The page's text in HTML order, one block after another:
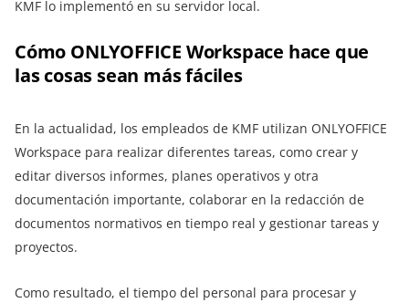
KMF lo implementó en su servidor local.
Cómo ONLYOFFICE Workspace hace que
las cosas sean más fáciles
En la actualidad, los empleados de KMF utilizan ONLYOFFICE
Workspace para realizar diferentes tareas, como crear y
editar diversos informes, planes operativos y otra
documentación importante, colaborar en la redacción de
documentos normativos en tiempo real y gestionar tareas y
proyectos.
Como resultado, el tiempo del personal para procesar y